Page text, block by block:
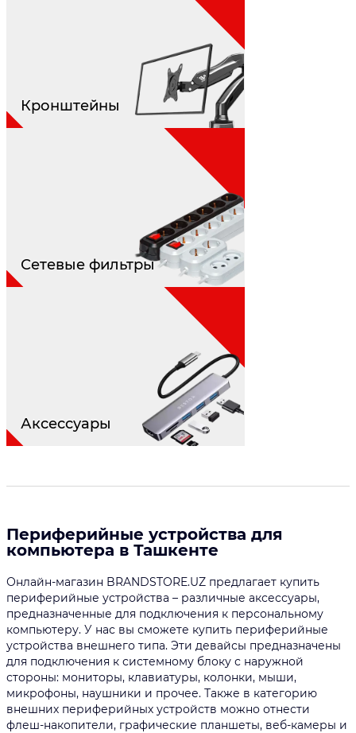
Кронштейны
Сетевые фильтры
Аксессуары
Периферийные устройства для
компьютера в Ташкенте
Онлайн-магазин BRANDSTORE.UZ предлагает купить
периферийные устройства – различные аксессуары,
предназначенные для подключения к персональному
компьютеру. У нас вы сможете купить периферийные
устройства внешнего типа. Эти девайсы предназначены
для подключения к системному блоку с наружной
стороны: мониторы, клавиатуры, колонки, мыши,
микрофоны, наушники и прочее. Также в категорию
внешних периферийных устройств можно отнести
флеш-накопители, графические планшеты, веб-камеры и